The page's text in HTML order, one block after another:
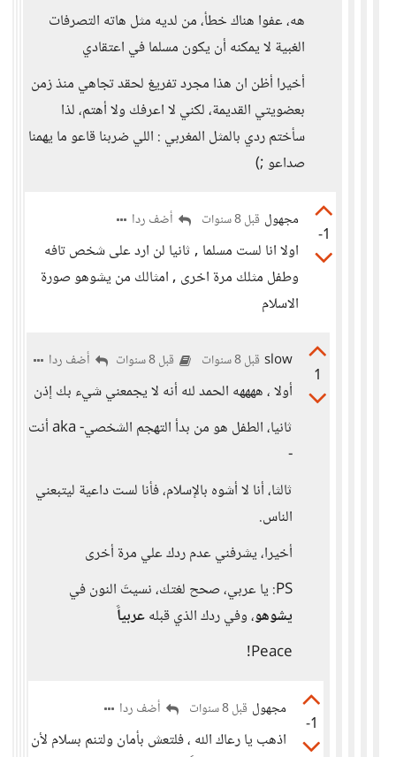
هه، عفوا هناك خطأ، من لديه مثل هاته التصرفات
الغبية لا يمكنه أن يكون مسلما في اعتقادي
أخيرا أظن ان هذا مجرد تفريغ لحقد تجاهي منذ زمن
بعضويتي القديمة، لكني لا اعرفك ولا أهتم، لذا
سأختم ردي بالمثل المغربي : اللي ضربنا قاعو ما يهمنا
صداعو ;)
-1
مجهول قبل 8 سنوات أضف ردا
اولا انا لست مسلما , ثانيا لن ارد على شخص تافه
وطفل مثلك مرة اخرى , امثالك من يشوهو صورة
الاسلام
1
slow قبل 8 سنوات قبل 8 سنوات أضف ردا
أولا ، ههههه الحمد لله أنه لا يجمعني شيء بك إذن
ثانيا، الطفل هو من بدأ التهجم الشخصي- aka أنت
-
ثالثا، أنا لا أشوه بالإسلام، فأنا لست داعية ليتبعني
الناس.
أخيرا، يشرفني عدم ردك علي مرة أخرى
PS: يا عربي، صحح لغتك، نسيتَ النون في
يشوهو، وفي ردك الذي قبلهعربياََ
Peace!
-1
مجهول قبل 8 سنوات أضف ردا
اذهب يا رعاك الله ، فلتعش بأمان ولتنم بسلام لأن